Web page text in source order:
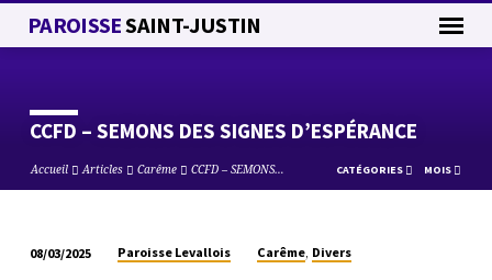
PAROISSESAINT-JUSTIN
CCFD – SEMONS DES SIGNES D’ESPÉRANCE
Accueil Articles Carême CCFD – SEMONS… CATÉGORIES MOIS
08/03/2025 Paroisse Levallois Carême, Divers